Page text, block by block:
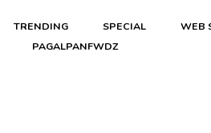
TRENDING SPECIAL WEB
PAGALPANFWDZ